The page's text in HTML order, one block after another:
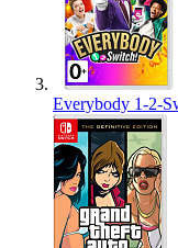
Everybody 1-2-